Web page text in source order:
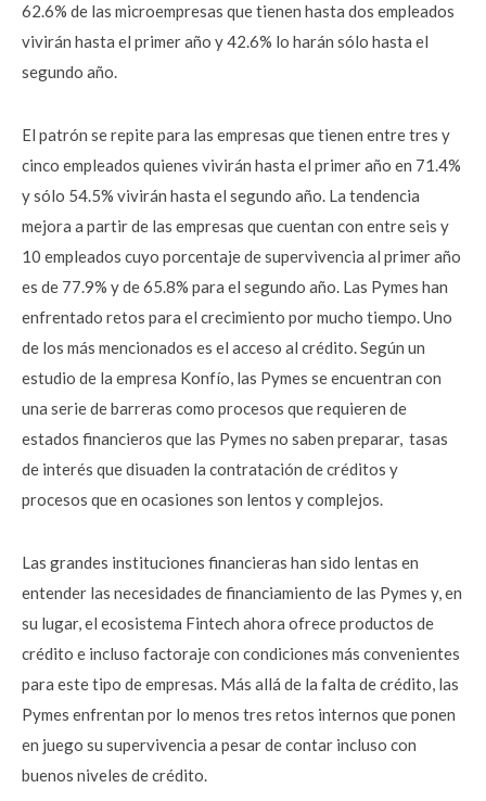
62.6% de las microempresas que tienen hasta dos empleados
vivirán hasta el primer año y 42.6% lo harán sólo hasta el
segundo año.
El patrón se repite para las empresas que tienen entre tres y
cinco empleados quienes vivirán hasta el primer año en 71.4%
y sólo 54.5% vivirán hasta el segundo año. La tendencia
mejora a partir de las empresas que cuentan con entre seis y
10 empleados cuyo porcentaje de supervivencia al primer año
es de 77.9% y de 65.8% para el segundo año. Las Pymes han
enfrentado retos para el crecimiento por mucho tiempo. Uno
de los más mencionados es el acceso al crédito. Según un
estudio de la empresa Konfío, las Pymes se encuentran con
una serie de barreras como procesos que requieren de
estados financieros que las Pymes no saben preparar, tasas
de interés que disuaden la contratación de créditos y
procesos que en ocasiones son lentos y complejos.
Las grandes instituciones financieras han sido lentas en
entender las necesidades de financiamiento de las Pymes y, en
su lugar, el ecosistema Fintech ahora ofrece productos de
crédito e incluso factoraje con condiciones más convenientes
para este tipo de empresas. Más allá de la falta de crédito, las
Pymes enfrentan por lo menos tres retos internos que ponen
en juego su supervivencia a pesar de contar incluso con
buenos niveles de crédito.